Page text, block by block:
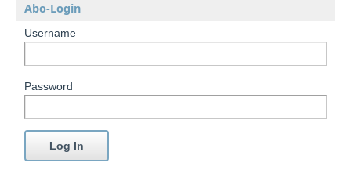
Abo-Login
Username
Password